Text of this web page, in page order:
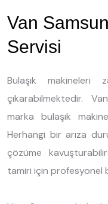
Van
Servisi
Bulaşık makineleri
çıkarabilmektedir.
marka bulaşık
Herhangi bir arıza
çözüme
tamiri için profesyonel